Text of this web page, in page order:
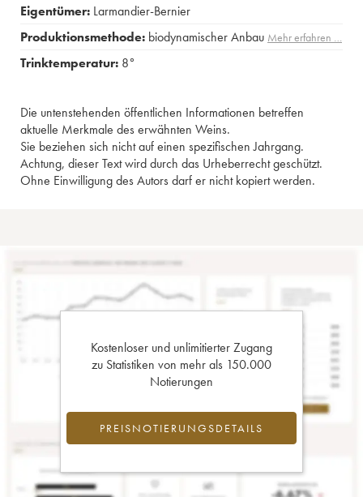
Eigentümer: Larmandier-Bernier
Produktionsmethode: biodynamischer Anbau Mehr erfahren …
Trinktemperatur: 8°
Die untenstehenden öffentlichen Informationen betreffen
aktuelle Merkmale des erwähnten Weins.
Sie beziehen sich nicht auf einen spezifischen Jahrgang.
Achtung, dieser Text wird durch das Urheberrecht geschützt.
Ohne Einwilligung des Autors darf er nicht kopiert werden.
Kostenloser und unlimitierter Zugang
zu Statistiken von mehr als 150.000
Notierungen
PREISNOTIERUNGSDETAILS